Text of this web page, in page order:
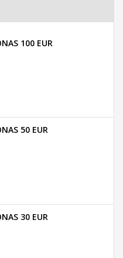
100 EUR
50 EUR
30 EUR